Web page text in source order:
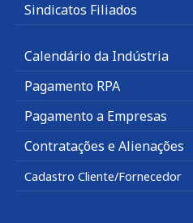
Sindicatos Filiados
Calendário da Indústria
Pagamento RPA
Pagamento a Empresas
Contratações e Alienações
Cadastro Cliente/Fornecedor